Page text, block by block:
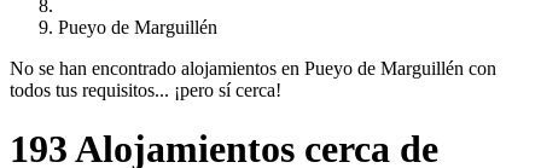
Pueyo de Marguillén
No se han encontrado alojamientos en Pueyo de Marguillén con
todos tus requisitos... ¡pero sí cerca!
193 Alojamientos cerca de